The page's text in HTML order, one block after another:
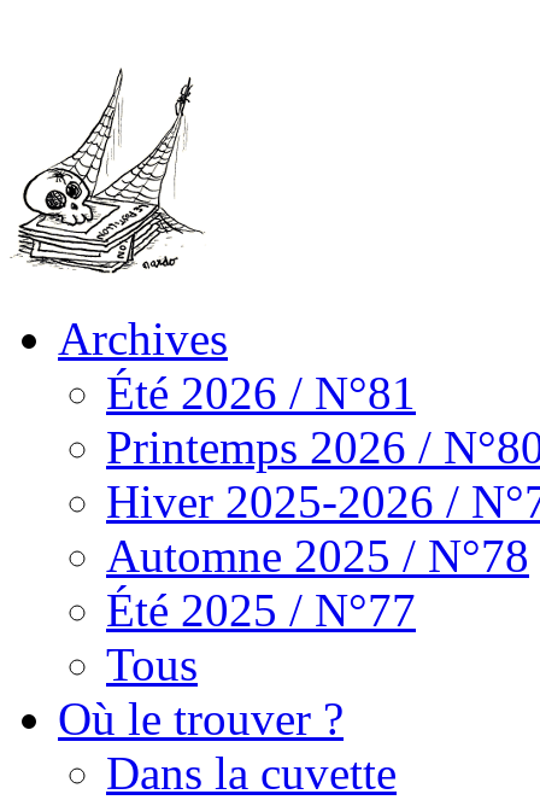
Archives
Été 2026 / N°81
Printemps 2026 /
Hiver 2025-2026 /
Automne 2025 / N°78
Été 2025 / N°77
Tous
Où le trouver ?
Dans la cuvette